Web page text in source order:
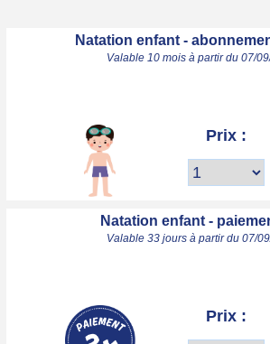
Natation enfant -
Valable 10 mois à partir du 07/
Prix :
Natation enfant -
Valable 33 jours à partir du 07/
Prix :